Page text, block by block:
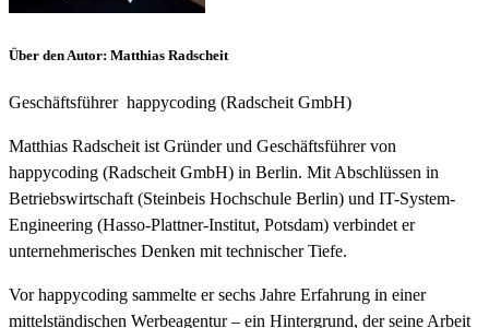
Über den Autor: Matthias Radscheit
Geschäftsführer happycoding (Radscheit GmbH)
Matthias Radscheit ist Gründer und Geschäftsführer von
happycoding (Radscheit GmbH) in Berlin. Mit Abschlüssen in
Betriebswirtschaft (Steinbeis Hochschule Berlin) und IT-System-
Engineering (Hasso-Plattner-Institut, Potsdam) verbindet er
unternehmerisches Denken mit technischer Tiefe.
Vor happycoding sammelte er sechs Jahre Erfahrung in einer
mittelständischen Werbeagentur – ein Hintergrund, der seine Arbeit